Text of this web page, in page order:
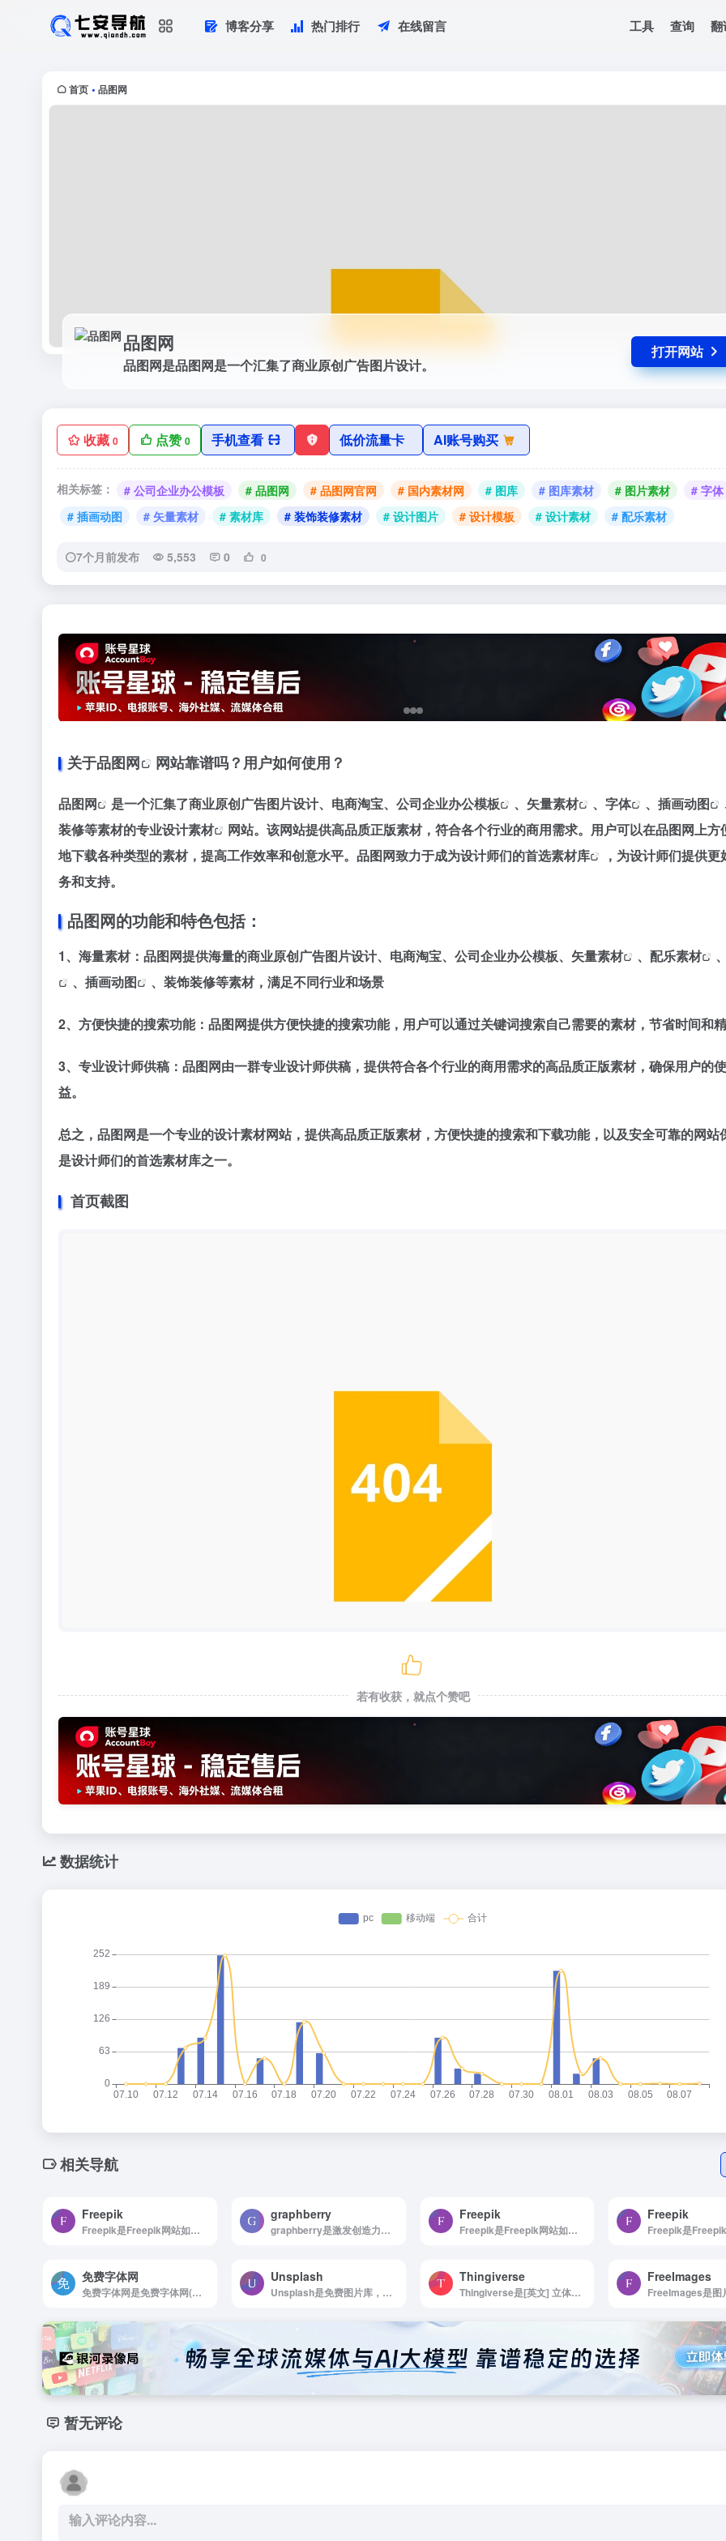
博客分享 热门排行 在线留言 工具 查询 翻
首页 • 品图网
品图网
品图网是品图网是一个汇集了商业原创广告图片设计。
打开网站
收藏 0 点赞0 手机查看 低价流量卡 AI账号购买
相关标签： # 公司企业办公模板 # 品图网 # 品图网官网 # 国内素材网 # 图库 # 图库素材 # 图片素材
# 字体
# 插画动图
# 矢量素材 # 素材库 # 装饰装修素材 # 设计图片 # 设计模板 # 设计素材 # 配乐素材
7个月前发布 5,553 0 0
‹
关于品图网 网站靠谱吗？用户如何使用？
品图网 是一个汇集了商业原创广告图片设计、电商淘宝、 公司企业办公模板 、 矢量素材 、 字体 、 插画动图
装修等素材的专业设计素材
网站。该网站提供高品质正版素材，符合各个行业的商用需求。用户可以在品图网上方
地下载各种类型的素材，提高工作效率和创意水平。品图网致力于成为设计师们的首选素材库
，为设计师们提供更
务和支持。
品图网的功能和特色包括：
1、海量素材：品图网提供海量的商业原创广告图片设计、电商淘宝、公司企业办公模板、 矢量素材 、 配乐素材
、 插画动图 、装饰装修等素材，满足不同行业和场景
2、方便快捷的搜索功能：品图网提供方便快捷的搜索功能，用户可以通过关键词搜索自己需要的素材，节省时间和
3、专业设计师供稿：品图网由一群专业设计师供稿，提供符合各个行业的商用需求的高品质正版素材，确保用户的
益。
总之，品图网是一个专业的设计素材网站，提供高品质正版素材，方便快捷的搜索和下载功能，以及安全可靠的网站
是设计师们的首选素材库之一。
首页截图
若有收获，就点个赞吧
数据统计
相关导航
Freepik
Freepik是Freepik网站如何使用 浏览...
graphberry
graphberry是激发创造力，点亮您的设计灵感
Freepik
Freepik是Freepik网站如何使用 浏览...
Freepik
免费字体网
免费字体网是免费字体网(mianfeiziti.com)，国内领先的完全免费的字体下载网站。
Unsplash
Unsplash是免费图片库，适合任何项目使用，无版权限制
Thingiverse
Thingiverse是[英文] 立体实物的数字设计
FreeImages
FreeImages是图
暂无评论